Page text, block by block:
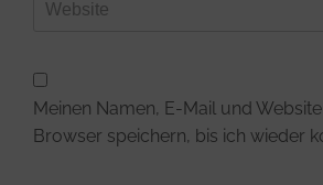
Meinen Namen, E-Mail und
Browser speichern, bis ich wieder